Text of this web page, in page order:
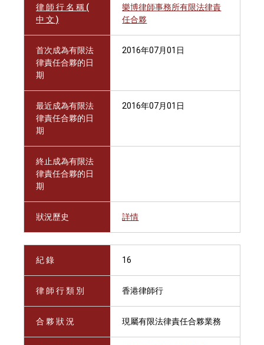
律 師 行 名 稱 (
中 文 )
樂博律師事務所有限法律責
任合夥
首次成為有限法
律責任合夥的日
期
2016年07月01日
最近成為有限法
律責任合夥的日
期
2016年07月01日
終止成為有限法
律責任合夥的日
期
狀況歷史 詳情
紀 錄 16
律 師 行 類 別 香港律師行
合 夥 狀 況 現屬有限法律責任合夥業務